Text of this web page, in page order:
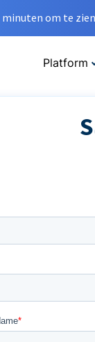
minuten om te
Platform